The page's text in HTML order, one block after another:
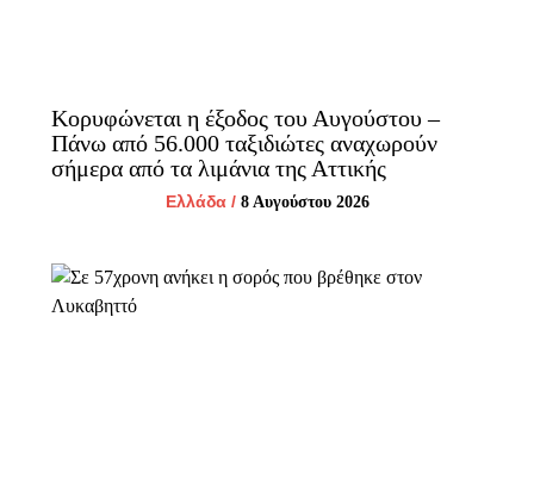
Κορυφώνεται η έξοδος του Αυγούστου –
Πάνω από 56.000 ταξιδιώτες αναχωρούν
σήμερα από τα λιμάνια της Αττικής
Ελλάδα/ 8 Αυγούστου 2026